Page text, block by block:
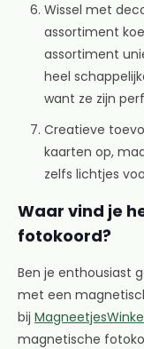
Wissel met
assortiment
assortiment
heel
want ze zijn
Creatieve
kaarten op,
zelfs lichtjes
Waar vind je
fotokoord?
Ben je enthousiast
met een
bij
magnetische